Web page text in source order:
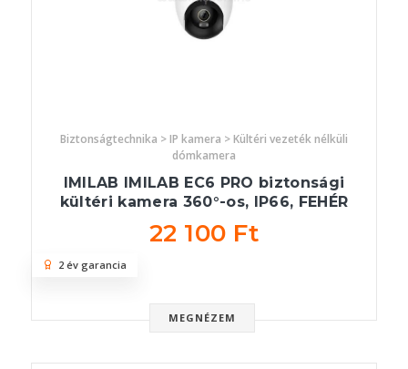
Biztonságtechnika > IP kamera > Kültéri vezeték nélküli
dómkamera
IMILAB IMILAB EC6 PRO biztonsági
kültéri kamera 360°-os, IP66, FEHÉR
22 100 Ft
MEGNÉZEM
2 év garancia